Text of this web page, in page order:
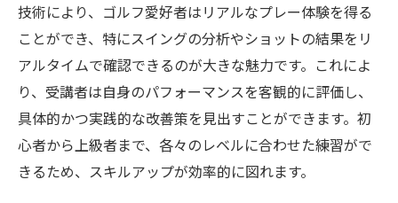
雨の日でも変わらぬゴルフの楽しさ
暑さ寒さに負けない快適な環境
年間を通じて安定した練習時間の確保
家族や友人と一緒に楽しむインドアゴルフ
新しいゴルフ仲間との出会いを楽しむ
日常生活のストレスを解消するゴルフ体験
技術により、ゴルフ愛好者はリアルなプレー体験を得る
ことができ、特にスイングの分析やショットの結果をリ
アルタイムで確認できるのが大きな魅力です。これによ
り、受講者は自身のパフォーマンスを客観的に評価し、
具体的かつ実践的な改善策を見出すことができます。初
心者から上級者まで、各々のレベルに合わせた練習がで
きるため、スキルアップが効率的に図れます。